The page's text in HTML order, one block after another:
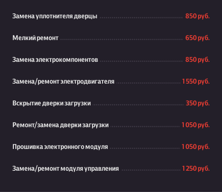
Замена уплотнителя дверцы 850 руб.
Мелкий ремонт 650 руб.
Замена электрокомпонентов 850 руб.
Замена/ремонт электродвигателя 1 550 руб.
Вскрытие дверки загрузки 350 руб.
Ремонт/замена дверки загрузки 1 050 руб.
Прошивка электронного модуля 1 050 руб.
Замена/ремонт модуля управления 1 250 руб.